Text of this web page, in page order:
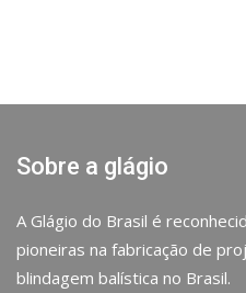
Sobre a glágio
A Glágio do Brasil é
pioneiras na fabricação de
blindagem balística no Brasil.